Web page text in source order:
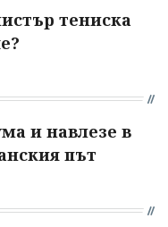
тениска
и навлезе в
път